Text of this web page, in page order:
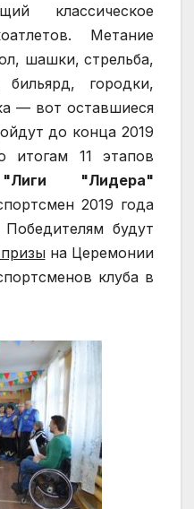
классическое
Метание
шашки, стрельба,
бильярд, городки,
— вот оставшиеся
до конца 2019
итогам 11 этапов
"Лиги "Лидера"
2019 года
будут
на Церемонии
клуба в